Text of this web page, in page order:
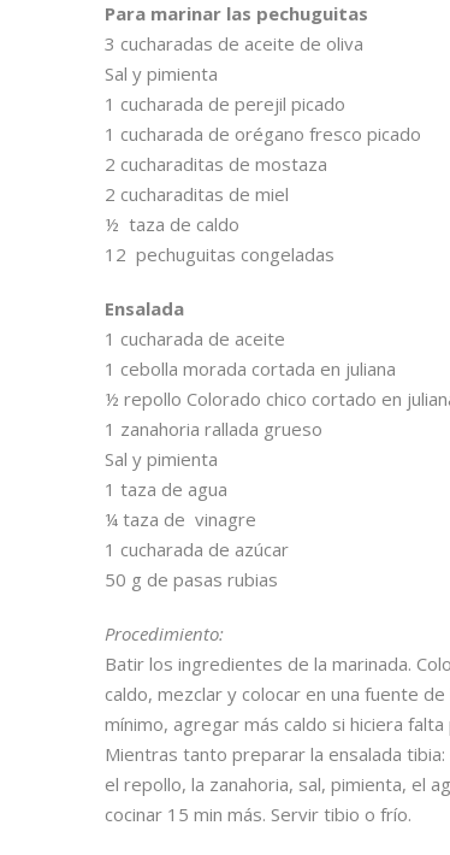
Para marinar las pechuguitas
3 cucharadas de aceite de oliva
Sal y pimienta
1 cucharada de perejil picado
1 cucharada de orégano fresco picado
2 cucharaditas de mostaza
2 cucharaditas de miel
½ taza de caldo
12 pechuguitas congeladas
Ensalada
1 cucharada de aceite
1 cebolla morada cortada en juliana
½ repollo Colorado chico cortado en
1 zanahoria rallada grueso
Sal y pimienta
1 taza de agua
¼ taza de vinagre
1 cucharada de azúcar
50 g de pasas rubias
Procedimiento:
Batir los ingredientes de la marinada.
caldo, mezclar y colocar en una fuente
mínimo, agregar más caldo si hiciera
Mientras tanto preparar la ensalada
el repollo, la zanahoria, sal, pimienta, el
cocinar 15 min más. Servir tibio o frío.